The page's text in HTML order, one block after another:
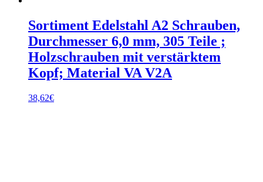
Sortiment Edelstahl A2 Schrauben,
Durchmesser 6,0 mm, 305 Teile ;
Holzschrauben mit verstärktem
Kopf; Material VA V2A
38,62€